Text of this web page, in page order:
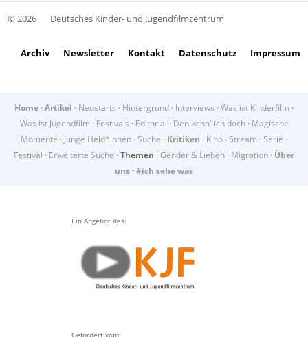
© 2026 Deutsches Kinder- und Jugendfilmzentrum
Archiv Newsletter Kontakt Datenschutz Impressum
Home · Artikel · Neustarts · Hintergrund · Interviews · Was ist Kinderfilm ·
Was ist Jugendfilm · Festivals · Editorial · Den kenn' ich doch· Magische
Momente · Junge Held*innen · Suche · Kritiken · Kino · Stream · Serie ·
Festival · Erweiterte Suche · Themen · Gender & Lieben · Migration · Über
uns · #ich sehe was
Ein Angebot des:
Gefördert vom: